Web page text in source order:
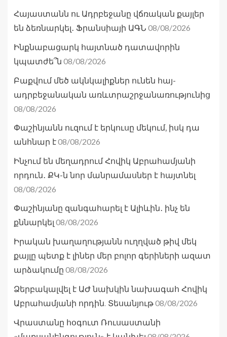
Հայաստանն ու Ադրբեջանը վճռական քայլեր
են ձեռնարկել․ Ֆրանսիայի ԱԳՆ 08/08/2026
Ինքնաբացարկ հայտնած դատավորին
կպատժե՞ն 08/08/2026
Բաքվում մեծ ակնկալիքներ ունեն հայ-
ադրբեջանական առևտրաշրջանառությունից
08/08/2026
Փաշինյանն ուզում է երկուսը մեկում, իսկ դա
անհնար է08/08/2026
Ինչում են մեղադրում Հովիկ Աբրահամյանի
որդուն․ ՔԿ-ն նոր մանրամասներ է հայտնել
08/08/2026
Փաշինյանը զանգահարել է Ալիևին․ ինչ են
քննարկել 08/08/2026
Իրական խաղաղությանն ուղղված թիվ մեկ
քայլը պետք է լիներ մեր բոլոր գերիների ազատ
արձակումը 08/08/2026
Ձերբակալվել է ԱԺ նախկին նախագահ Հովիկ
Աբրահամյանի որդին. Տեսանյութ08/08/2026
Վրաստանը հօգուտ Ռուսաստանի